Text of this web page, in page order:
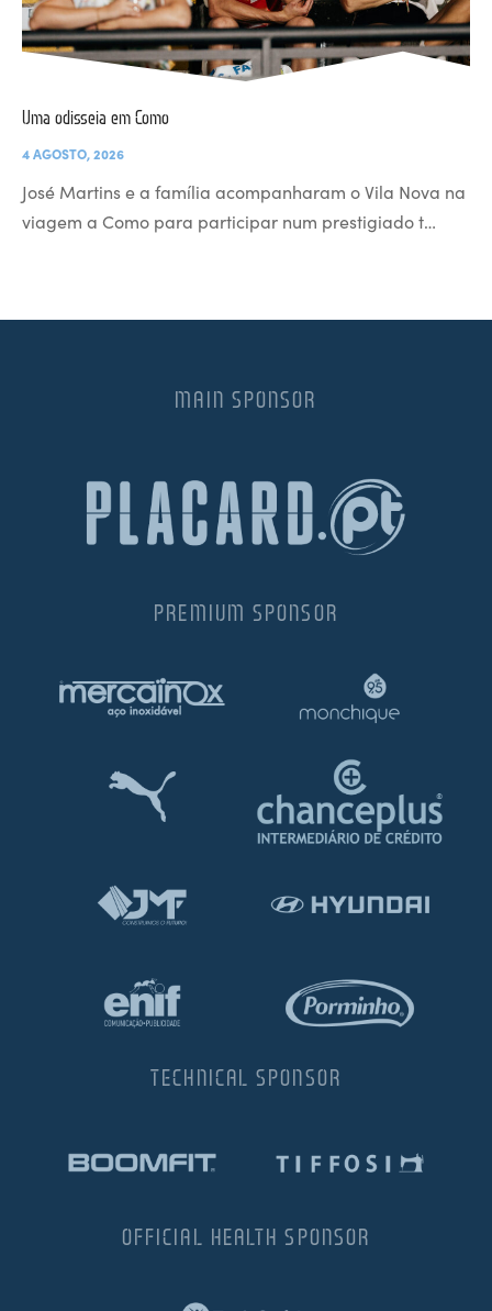
Uma odisseia em Como
4 AGOSTO, 2026
José Martins e a família acompanharam o Vila Nova na
viagem a Como para participar num prestigiado t…
MAIN SPONSOR
PREMIUM SPONSOR
TECHNICAL SPONSOR
OFFICIAL HEALTH SPONSOR